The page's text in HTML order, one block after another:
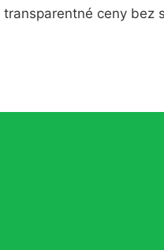
transparentné ceny bez